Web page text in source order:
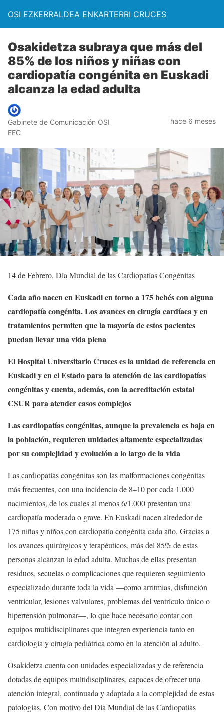
OSI EZKERRALDEA ENKARTERRI CRUCES
Osakidetza subraya que más del
85% de los niños y niñas con
cardiopatía congénita en Euskadi
alcanza la edad adulta
Gabinete de Comunicación OSI
EEC
hace 6 meses
14 de Febrero. Día Mundial de las Cardiopatías Congénitas
Cada año nacen en Euskadi en torno a 175 bebés con alguna
cardiopatía congénita. Los avances en cirugía cardíaca y en
tratamientos permiten que la mayoría de estos pacientes
puedan llevar una vida plena
El Hospital Universitario Cruces es la unidad de referencia en
Euskadi y en el Estado para la atención de las cardiopatías
congénitas y cuenta, además, con la acreditación estatal
CSUR para atender casos complejos
Las cardiopatías congénitas, aunque la prevalencia es baja en
la población, requieren unidades altamente especializadas
por su complejidad y evolución a lo largo de la vida
Las cardiopatías congénitas son las malformaciones congénitas
más frecuentes, con una incidencia de 8–10 por cada 1.000
nacimientos, de los cuales al menos 6/1.000 presentan una
cardiopatía moderada o grave. En Euskadi nacen alrededor de
175 niñas y niños con cardiopatía congénita cada año. Gracias a
los avances quirúrgicos y terapéuticos, más del 85% de estas
personas alcanzan la edad adulta. Muchas de ellas presentan
residuos, secuelas o complicaciones que requieren seguimiento
especializado durante toda la vida —como arritmias, disfunción
ventricular, lesiones valvulares, problemas del ventrículo único o
hipertensión pulmonar—, lo que hace necesario contar con
equipos multidisciplinares que integren experiencia tanto en
cardiología y cirugía pediátrica como en la atención al adulto.
Osakidetza cuenta con unidades especializadas y de referencia
dotadas de equipos multidisciplinares, capaces de ofrecer una
atención integral, continuada y adaptada a la complejidad de estas
patologías. Con motivo del Día Mundial de las Cardiopatías